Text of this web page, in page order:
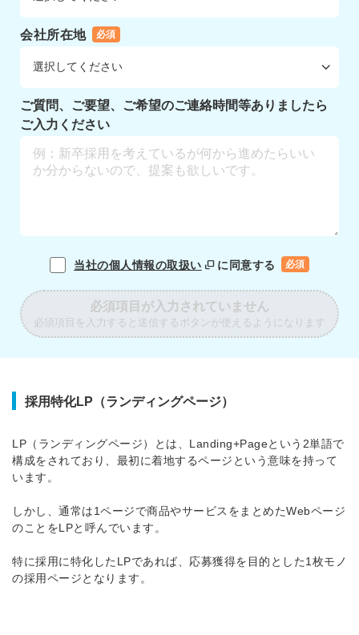
会社所在地 必須
ご質問、ご要望、ご希望のご連絡時間等ありましたら
ご入力ください
当社の個人情報の取扱い に同意する 必須
必須項目が入力されていません
必須項目を入力すると送信するボタンが使えるようになります
採用特化LP（ランディングページ）
LP（ランディングページ）とは、Landing+Pageという2単語で
構成をされており、最初に着地するページという意味を持って
います。
しかし、通常は1ページで商品やサービスをまとめたWebページ
のことをLPと呼んでいます。
特に採用に特化したLPであれば、応募獲得を目的とした1枚モノ
の採用ページとなります。